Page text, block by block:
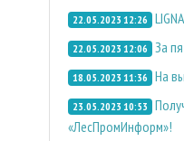
22.05.2023 12:26
22.05.2023 12:06 За
18.05.2023 11:36 На
23.05.2023 10:53
«ЛесПромИнформ»!